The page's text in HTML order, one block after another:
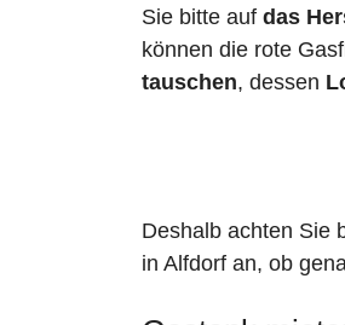
Sie bitte auf das
können die rote
tauschen, dessen
Deshalb achten Sie
in Alfdorf an, ob